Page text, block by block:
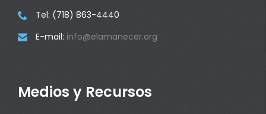
 Tel: (718) 863-4440
 E-mail: info@elamanecer.org
Medios y Recursos